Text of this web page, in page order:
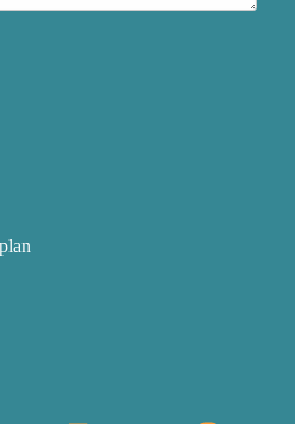
in deinem
zu verwandeln
kommunizieren